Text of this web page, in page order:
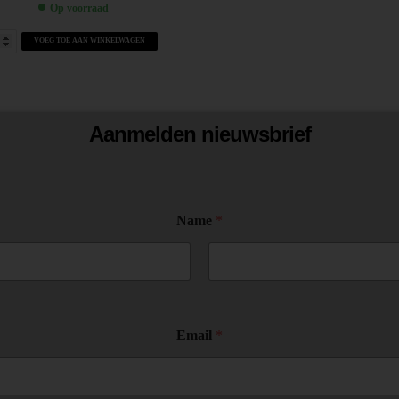
Op voorraad
VOEG TOE AAN WINKELWAGEN
Aanmelden nieuwsbrief
Name
E
Email